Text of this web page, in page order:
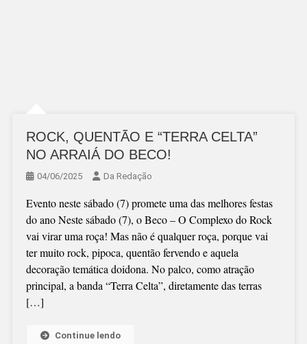
ROCK, QUENTÃO E “TERRA CELTA”
NO ARRAIÁ DO BECO!
04/06/2025 Da Redação
Evento neste sábado (7) promete uma das melhores festas
do ano Neste sábado (7), o Beco – O Complexo do Rock
vai virar uma roça! Mas não é qualquer roça, porque vai
ter muito rock, pipoca, quentão fervendo e aquela
decoração temática doidona. No palco, como atração
principal, a banda “Terra Celta”, diretamente das terras
[…]
Continue lendo